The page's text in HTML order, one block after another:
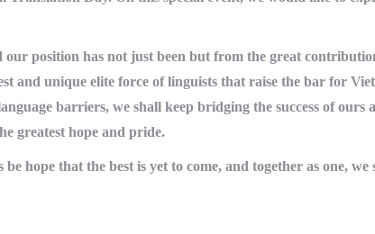
position has not just been but from the great
and unique elite force of linguists that raise the bar for
barriers, we shall keep bridging the success of ours
greatest hope and pride.
hope that the best is yet to come, and together as one,